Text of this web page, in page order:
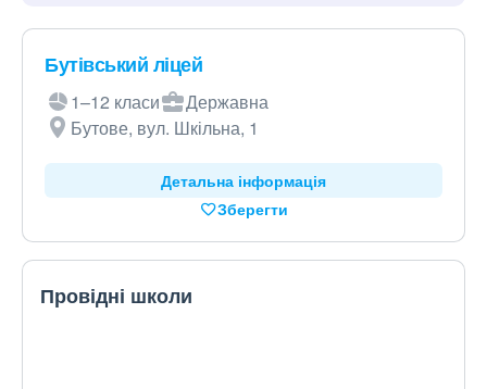
Бутівський ліцей
1–12 класи
Державна
Бутове, вул. Шкільна, 1
Детальна інформація
Зберегти
Провідні школи